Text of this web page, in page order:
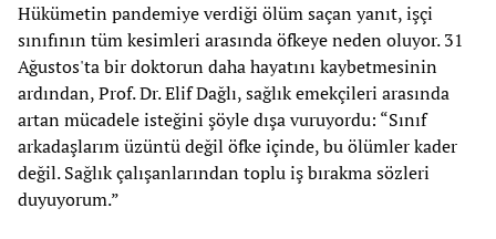
Hükümetin pandemiye verdiği ölüm saçan yanıt, işçi
sınıfının tüm kesimleri arasında öfkeye neden oluyor. 31
Ağustos'ta bir doktorun daha hayatını kaybetmesinin
ardından, Prof. Dr. Elif Dağlı, sağlık emekçileri arasında
artan mücadele isteğini şöyle dışa vuruyordu: “Sınıf
arkadaşlarım üzüntü değil öfke içinde, bu ölümler kader
değil. Sağlık çalışanlarından toplu iş bırakma sözleri
duyuyorum.”